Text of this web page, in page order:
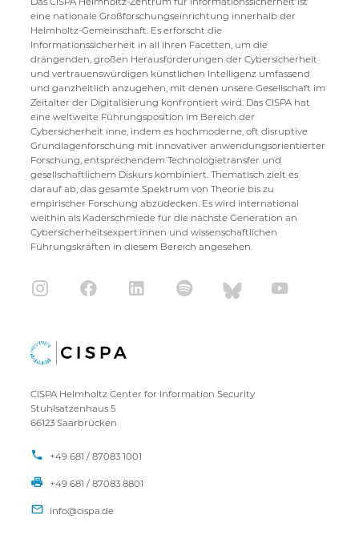
eine nationale Großforschungseinrichtung innerhalb der
Helmholtz-Gemeinschaft. Es erforscht die
Informationssicherheit in all ihren Facetten, um die
drängenden, großen Herausforderungen der Cybersicherheit
und vertrauenswürdigen künstlichen Intelligenz umfassend
und ganzheitlich anzugehen, mit denen unsere Gesellschaft im
Zeitalter der Digitalisierung konfrontiert wird. Das CISPA hat
eine weltweite Führungsposition im Bereich der
Cybersicherheit inne, indem es hochmoderne, oft disruptive
Grundlagenforschung mit innovativer anwendungsorientierter
Forschung, entsprechendem Technologietransfer und
gesellschaftlichem Diskurs kombiniert. Thematisch zielt es
darauf ab, das gesamte Spektrum von Theorie bis zu
empirischer Forschung abzudecken. Es wird international
weithin als Kaderschmiede für die nächste Generation an
Cybersicherheitsexpert:innen und wissenschaftlichen
Führungskräften in diesem Bereich angesehen.
CISPA Helmholtz Center for Information Security
Stuhlsatzenhaus 5
66123 Saarbrücken
+49 681 / 87083 1001
+49 681 / 87083 8801